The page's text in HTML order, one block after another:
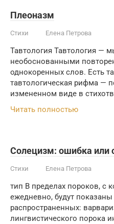
Плеоназм
Стихи Елена Петрова
Тавтология Тавтология —
необоснованными
однокоренных слов. Есть
тавтологическая рифма —
измененном виде в
Читать полностью
Солецизм: ошибка или
Стихи Елена Петрова
тип В пределах пороков, с
ежедневно, будут
распространенных:
лингвистического порока